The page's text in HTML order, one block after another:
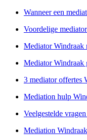
Wanneer een
Voordelige
Mediator Windraak
Mediator Windraak
3 mediator offertes
Mediation hulp
Veelgestelde
Mediation Windraak